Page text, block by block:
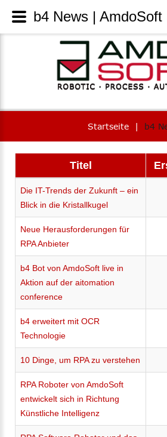
Startseite | b4
Titel
Die IT-Trends der Zukunft – ein
Blick in die Kristallkugel
Neue Herausforderungen für
RPA Anbieter
b4 Bot von AmdoSoft live in
Aktion auf der aitomation
conference
b4 erweitert mit OCR
Technologie
10 Dinge, um RPA zu verstehen
RPA Roboter von AmdoSoft
entwickelt sich in Richtung
Künstliche Intelligenz
b4 News |